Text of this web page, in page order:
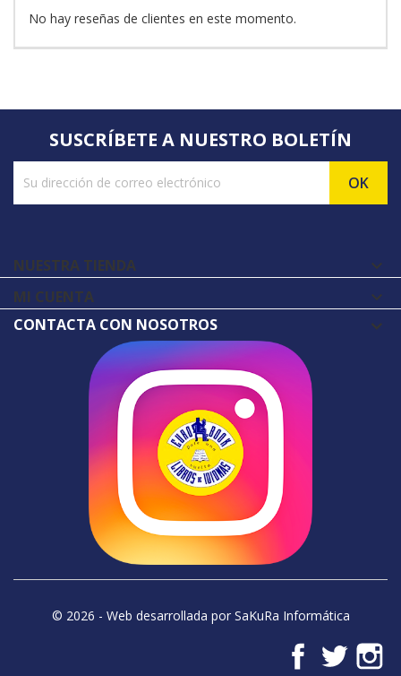
No hay reseñas de clientes en este momento.
SUSCRÍBETE A NUESTRO BOLETÍN
NUESTRA TIENDA 
MI CUENTA 
CONTACTA CON NOSOTROS
© 2026 - Web desarrollada por SaKuRa Informática